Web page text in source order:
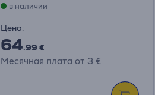
в наличии
Цена:
64.99 €
Месячная плата от 3 €